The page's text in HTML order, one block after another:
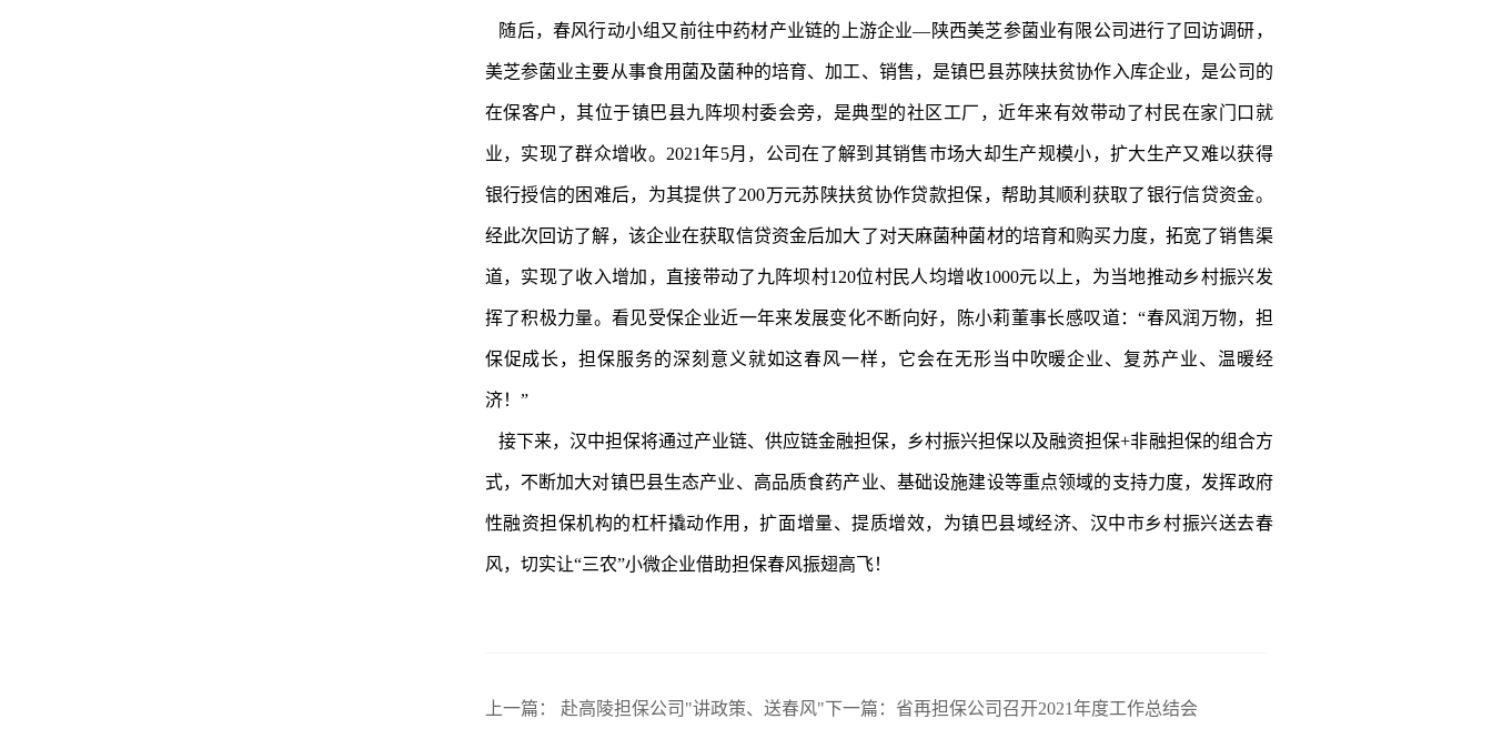
随后，春风行动小组又前往中药材产业链的上游企业—陕西美芝参菌业有限公司进行了回访调研，
美芝参菌业主要从事食用菌及菌种的培育、加工、销售，是镇巴县苏陕扶贫协作入库企业，是公司的
在保客户，其位于镇巴县九阵坝村委会旁，是典型的社区工厂，近年来有效带动了村民在家门口就
业，实现了群众增收。2021年5月，公司在了解到其销售市场大却生产规模小，扩大生产又难以获得
银行授信的困难后，为其提供了200万元苏陕扶贫协作贷款担保，帮助其顺利获取了银行信贷资金。
经此次回访了解，该企业在获取信贷资金后加大了对天麻菌种菌材的培育和购买力度，拓宽了销售渠
道，实现了收入增加，直接带动了九阵坝村120位村民人均增收1000元以上，为当地推动乡村振兴发
挥了积极力量。看见受保企业近一年来发展变化不断向好，陈小莉董事长感叹道：“春风润万物，担
保促成长，担保服务的深刻意义就如这春风一样，它会在无形当中吹暖企业、复苏产业、温暖经
济！”
接下来，汉中担保将通过产业链、供应链金融担保，乡村振兴担保以及融资担保+非融担保的组合方
式，不断加大对镇巴县生态产业、高品质食药产业、基础设施建设等重点领域的支持力度，发挥政府
性融资担保机构的杠杆撬动作用，扩面增量、提质增效，为镇巴县域经济、汉中市乡村振兴送去春
风，切实让“三农”小微企业借助担保春风振翅高飞！
上一篇： 赴高陵担保公司"讲政策、送春风"下一篇： 省再担保公司召开2021年度工作总结会